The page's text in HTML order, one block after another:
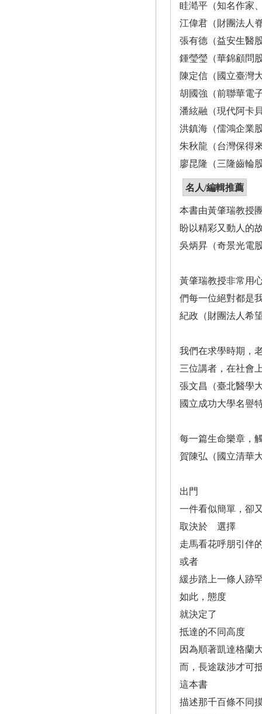
眭澔平（知名作家
江偉君（財團法人
張有德（益安生醫
鍾瑩瑩（華錦顧問
陳定信（國立臺灣
胡國強（前聯華電
潘絃融（現代阿卡
洪鎮海（儒鴻企業
朱秋龍（台灣保得
廖昆隆（三隆齒輪
名人/編輯推薦
本書由黃肇瑞教授
盼以精彩又動人的
吳炳昇（奇景光電
黃肇瑞教授非常用
們每一位絕對都是
紀政（財團法人希
我們在求學時期，
三位講者，在社會
張文昌（臺北醫學
國立成功大學名譽
每一篇生命樂章，
賀陳弘（國立清華
出門
一件看似簡單，卻
取決於 選擇
走馬看花呼朋引伴
或者
緩步踏上一條人跡
如此，態度
就決定了
抵達的不同高度
因為順著凱達格蘭
而，長途跋涉才可
這本書
描述那千百條不同